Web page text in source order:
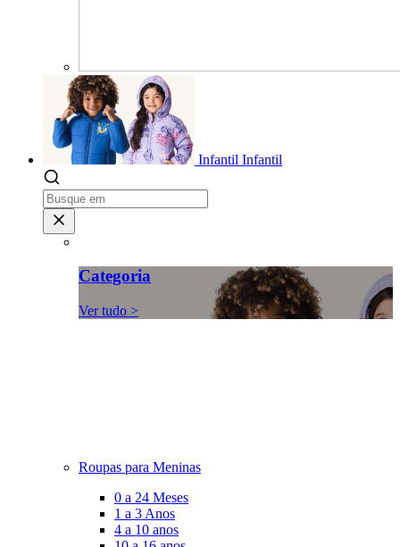
Infantil Infantil
Categoria
Ver tudo >
Roupas para Meninas
0 a 24 Meses
1 a 3 Anos
4 a 10 anos